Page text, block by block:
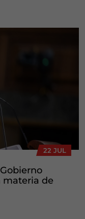
22 JUL
materia de